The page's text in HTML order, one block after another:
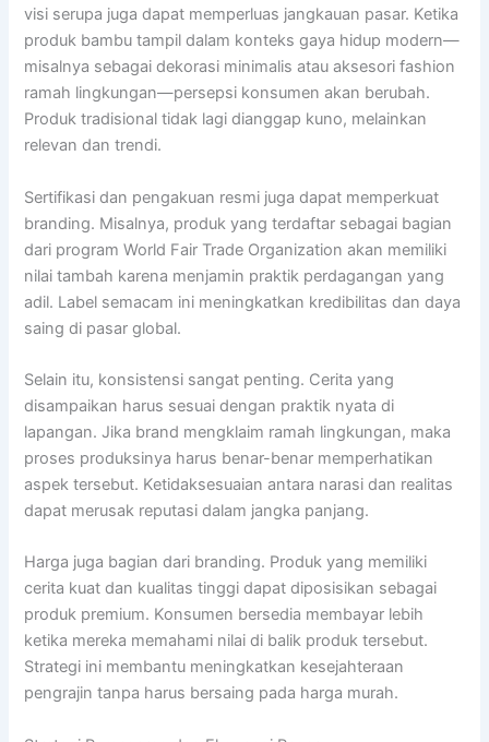
visi serupa juga dapat memperluas jangkauan pasar. Ketika
produk bambu tampil dalam konteks gaya hidup modern—
misalnya sebagai dekorasi minimalis atau aksesori fashion
ramah lingkungan—persepsi konsumen akan berubah.
Produk tradisional tidak lagi dianggap kuno, melainkan
relevan dan trendi.
Sertifikasi dan pengakuan resmi juga dapat memperkuat
branding. Misalnya, produk yang terdaftar sebagai bagian
dari program World Fair Trade Organization akan memiliki
nilai tambah karena menjamin praktik perdagangan yang
adil. Label semacam ini meningkatkan kredibilitas dan daya
saing di pasar global.
Selain itu, konsistensi sangat penting. Cerita yang
disampaikan harus sesuai dengan praktik nyata di
lapangan. Jika brand mengklaim ramah lingkungan, maka
proses produksinya harus benar-benar memperhatikan
aspek tersebut. Ketidaksesuaian antara narasi dan realitas
dapat merusak reputasi dalam jangka panjang.
Harga juga bagian dari branding. Produk yang memiliki
cerita kuat dan kualitas tinggi dapat diposisikan sebagai
produk premium. Konsumen bersedia membayar lebih
ketika mereka memahami nilai di balik produk tersebut.
Strategi ini membantu meningkatkan kesejahteraan
pengrajin tanpa harus bersaing pada harga murah.